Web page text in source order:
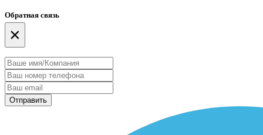
Обратная связь
×
Отправить